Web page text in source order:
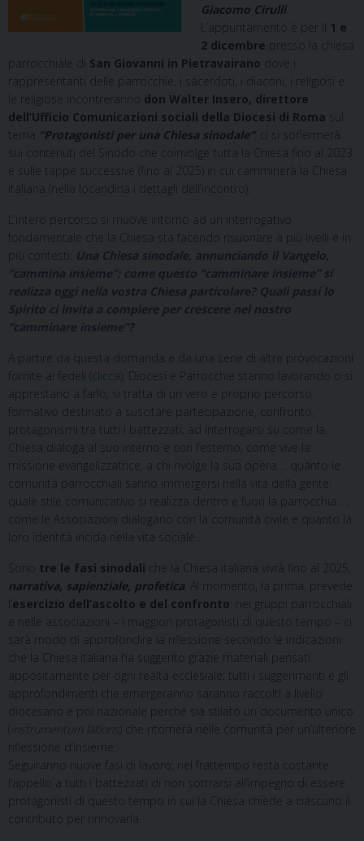
Giacomo Cirulli.
L’appuntamento è per il
1 e
2 dicembre presso la chiesa
parrocchiale di San Giovanni in Pietravairano dove i
rappresentanti delle parrocchie, i sacerdoti, i diaconi, i religiosi e
le religiose incontreranno don Walter Insero, direttore
dell’Ufficio Comunicazioni sociali della Diocesi di Roma sul
tema “Protagonisti per una Chiesa sinodale”: ci si soffermerà
sui contenuti del Sinodo che coinvolge tutta la Chiesa fino al 2023
e sulle tappe successive (fino al 2025) in cui camminerà la Chiesa
italiana (nella locandina i dettagli dell’incontro).
L’intero percorso si muove intorno ad un interrogativo
fondamentale che la Chiesa sta facendo risuonare a più livelli e in
più contesti:
A partire da questa domanda e da una serie di altre provocazioni
fornite ai fedeli (clicca) , Diocesi e Parrocchie stanno lavorando o si
apprestano a farlo; si tratta di un vero e proprio percorso
formativo destinato a suscitare partecipazione, confronto,
protagonismi tra tutti i battezzati; ad interrogarsi su come la
Chiesa dialoga al suo interno e con l’esterno, come vive la
missione evangelizzatrice, a chi rivolge la sua opera…: quanto le
comunità parrocchiali sanno immergersi nella vita della gente;
quale stile comunicativo si realizza dentro e fuori la parrocchia….;
come le Associazioni dialogano con la comunità civile e quanto la
loro identità incida nella vita sociale….
Sono
tre le fasi sinodali che la Chiesa italiana vivrà fino al 2025,
narrativa, sapienziale, profetica . Al momento, la prima, prevede
esercizio dell’ascolto e del confronto : nei gruppi parrocchiali
e nelle associazioni – i maggiori protagonisti di questo tempo – ci
sarà modo di approfondire la riflessione secondo le indicazioni
che la Chiesa italiana ha suggerito grazie materiali pensati
appositamente per ogni realtà ecclesiale; tutti i suggerimenti e gli
approfondimenti che emergeranno saranno raccolti a livello
diocesano e poi nazionale perché sia stilato un documento unico
) che ritornerà nelle comunità per un’ulteriore
riflessione d’insieme.
Seguiranno nuove fasi di lavoro; nel frattempo resta costante
l’appello a tutti i battezzati di non sottrarsi all’impegno di essere
protagonisti di questo tempo in cui la Chiesa chiede a ciascuno il
contributo per rinnovarla.